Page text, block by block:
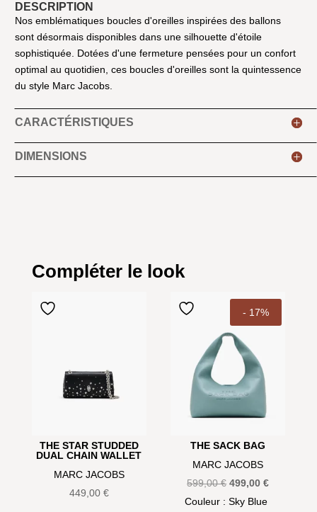
DESCRIPTION
Nos emblématiques boucles d'oreilles inspirées des ballons
sont désormais disponibles dans une silhouette d'étoile
sophistiquée. Dotées d'une fermeture pensées pour un confort
optimal au quotidien, ces boucles d'oreilles sont la quintessence
du style Marc Jacobs.
CARACTÉRISTIQUES
DIMENSIONS
Compléter le look
THE STAR STUDDED
DUAL CHAIN WALLET
MARC JACOBS
449,00 €
- 17%
THE SACK BAG
MARC JACOBS
599,00€ Le
prix
499,00€Le
Couleur : Sky Blue